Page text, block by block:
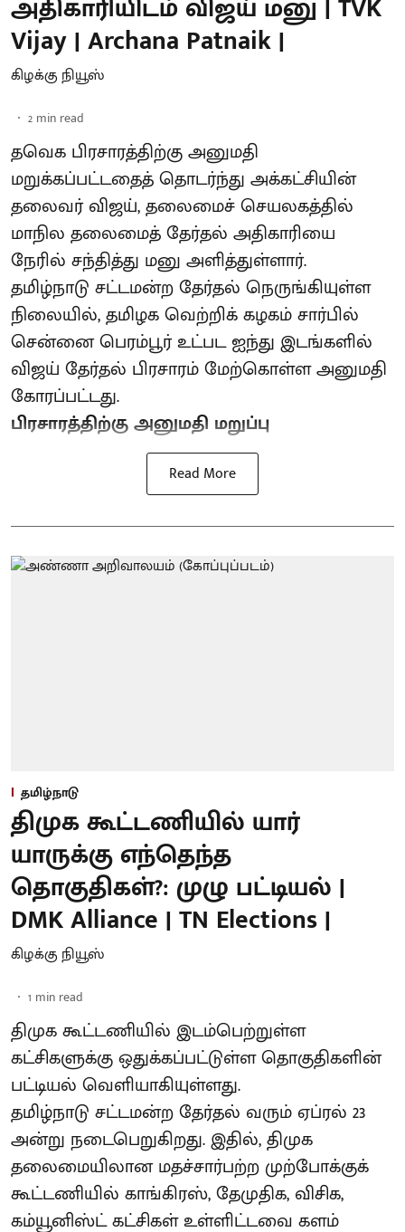
Vijay | Archana Patnaik |
கிழக்கு நியூஸ்
2 min read
தவெக பிரசாரத்திற்கு அனுமதி
மறுக்கப்பட்டதைத் தொடர்ந்து அக்கட்சியின்
தலைவர் விஜய், தலைமைச் செயலகத்தில்
மாநில தலைமைத் தேர்தல் அதிகாரியை
நேரில் சந்தித்து மனு அளித்துள்ளார்.
தமிழ்நாடு சட்டமன்ற தேர்தல் நெருங்கியுள்ள
நிலையில், தமிழக வெற்றிக் கழகம் சார்பில்
சென்னை பெரம்பூர் உட்பட ஐந்து இடங்களில்
விஜய் தேர்தல் பிரசாரம் மேற்கொள்ள அனுமதி
கோரப்பட்டது.
பிரசாரத்திற்கு அனுமதி மறுப்பு
Read More
தமிழ்நாடு
திமுக கூட்டணியில் யார்
யாருக்கு எந்தெந்த
தொகுதிகள்?: முழு பட்டியல் |
DMK Alliance | TN Elections |
கிழக்கு நியூஸ்
1 min read
திமுக கூட்டணியில் இடம்பெற்றுள்ள
கட்சிகளுக்கு ஒதுக்கப்பட்டுள்ள தொகுதிகளின்
பட்டியல் வெளியாகியுள்ளது.
தமிழ்நாடு சட்டமன்ற தேர்தல் வரும் ஏப்ரல் 23
அன்று நடைபெறுகிறது. இதில், திமுக
தலைமையிலான மதச்சார்பற்ற முற்போக்குக்
கூட்டணியில் காங்கிரஸ், தேமுதிக, விசிக,
கம்யூனிஸ்ட் கட்சிகள் உள்ளிட்டவை களம்